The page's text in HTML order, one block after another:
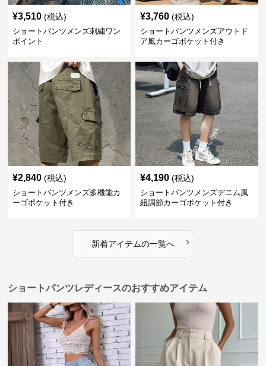
¥3,510 (税込)
ショートパンツメンズ刺繍ワン
ポイント
¥3,760 (税込)
ショートパンツメンズアウトド
ア風カーゴポケット付き
¥2,840 (税込)
ショートパンツメンズ多機能カ
ーゴポケット付き
¥4,190 (税込)
ショートパンツメンズデニム風
紐調節カーゴポケット付き
新着アイテムの一覧へ ›
ショートパンツレディースのおすすめアイテム